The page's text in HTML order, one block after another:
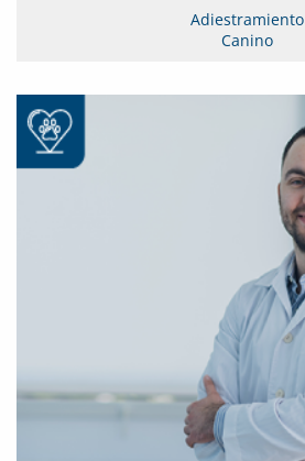
Adiestramiento
Canino